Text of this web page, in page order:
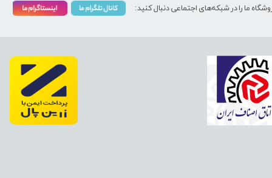
ما را در شبکه‌های اجتماعی دنبال کنید: